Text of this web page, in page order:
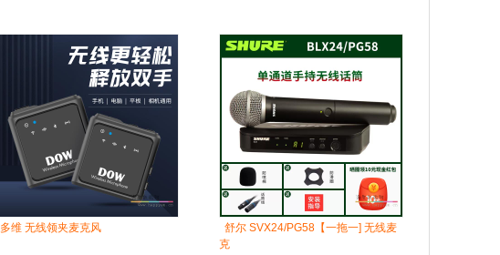
多维 无线领夹麦克风
舒尔 SVX24/PG58【一拖一] 无线麦
克